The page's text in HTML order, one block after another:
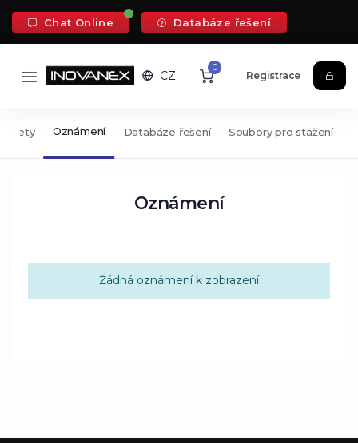
Chat Online Databáze řešení
CZ
0
Registrace
Oznámení Databáze řešení Soubory pro stažení
Oznámení
Žádná oznámení k zobrazení